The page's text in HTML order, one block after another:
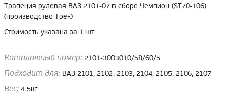
Трапеция рулевая ВАЗ 2101-07 в сборе Чемпион (ST70-106)
(производство Трек)
Стоимость указана за 1 шт.
Каталожный номер: 2101-3003010/58/60/5
Подходит для: ВАЗ 2101, 2102, 2103, 2104, 2105, 2106, 2107
Вес: 4.5кг